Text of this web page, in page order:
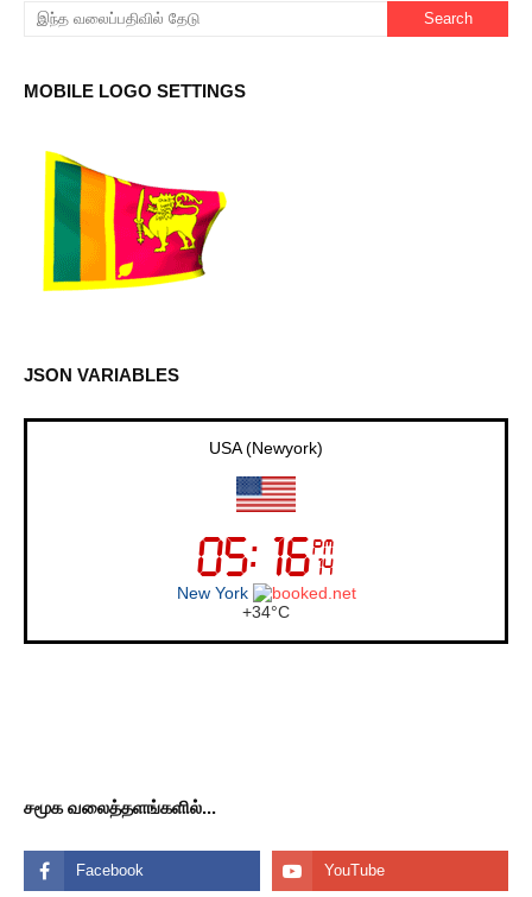
MOBILE LOGO SETTINGS
JSON VARIABLES
USA (Newyork)
New York
+34°C
சமூக வலைத்தளங்களில்...